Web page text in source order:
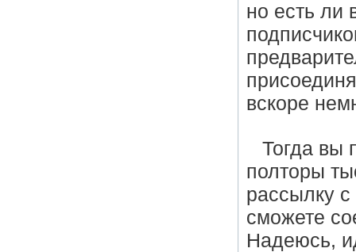
но есть ли
вскоре
Тогда вы
полторы
рассылку
сможете
Надеюсь,